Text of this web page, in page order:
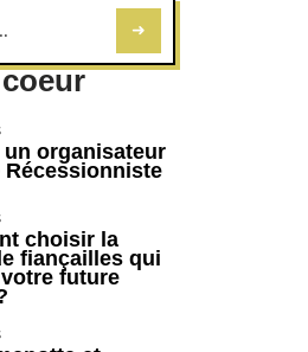
organisateur
Récessionniste
choisir la
fiançailles qui
future